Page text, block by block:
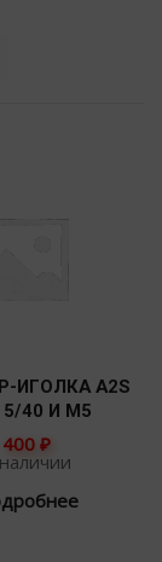
ИГОЛКА A2S
5/40 И М5
400 ₽